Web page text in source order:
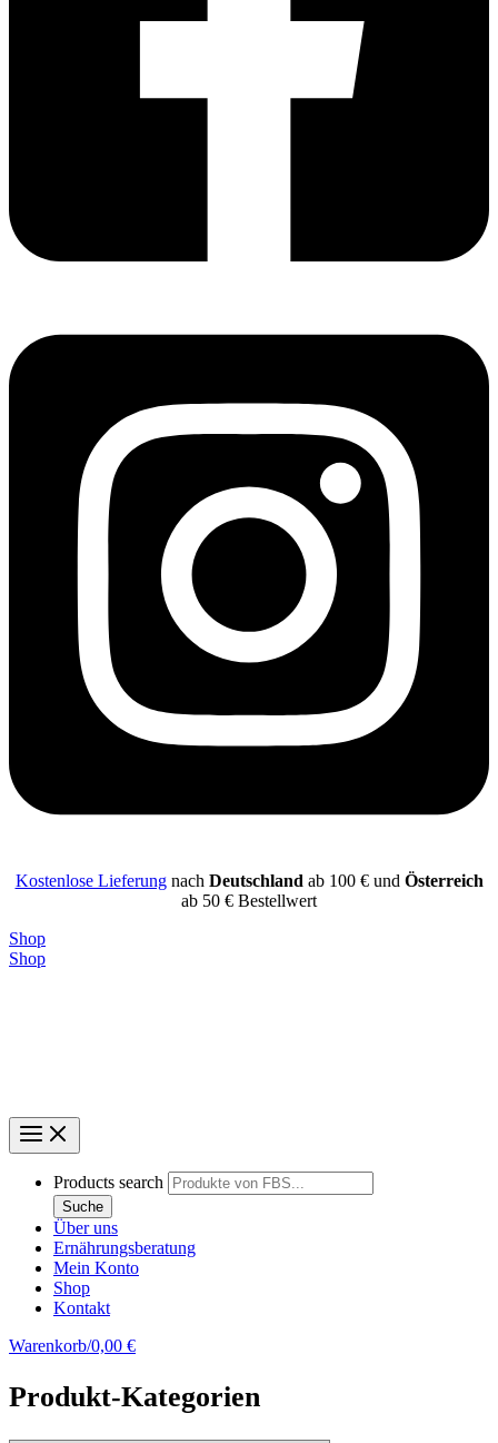
Kostenlose Lieferungnach Deutschlandab 100 € und Österreich
ab 50 € Bestellwert
Shop
Shop
Products search
Suche
Über uns
Ernährungsberatung
Mein Konto
Shop
Kontakt
Warenkorb/0,00 €
Produkt-Kategorien